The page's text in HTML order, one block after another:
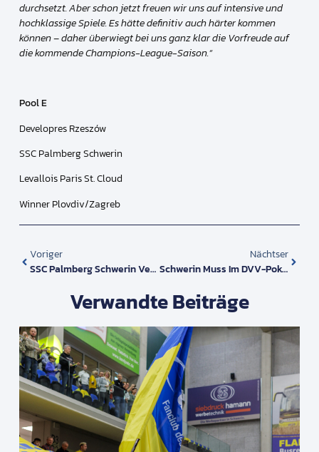
durchsetzt. Aber schon jetzt freuen wir uns auf intensive und
hochklassige Spiele. Es hätte definitiv auch härter kommen
können – daher überwiegt bei uns ganz klar die Vorfreude auf
die kommende Champions-League-Saison.“
Pool E
Developres Rzeszów
SSC Palmberg Schwerin
Levallois Paris St. Cloud
Winner Plovdiv/Zagreb
Voriger
SSC Palmberg Schwerin Verpflichtet Niederländisches Top-Talent Helena „Jet“ Kok
Nächtser
Schwerin Muss Im DVV-Pokal Zunächst Auswärts Antreten
Verwandte Beiträge